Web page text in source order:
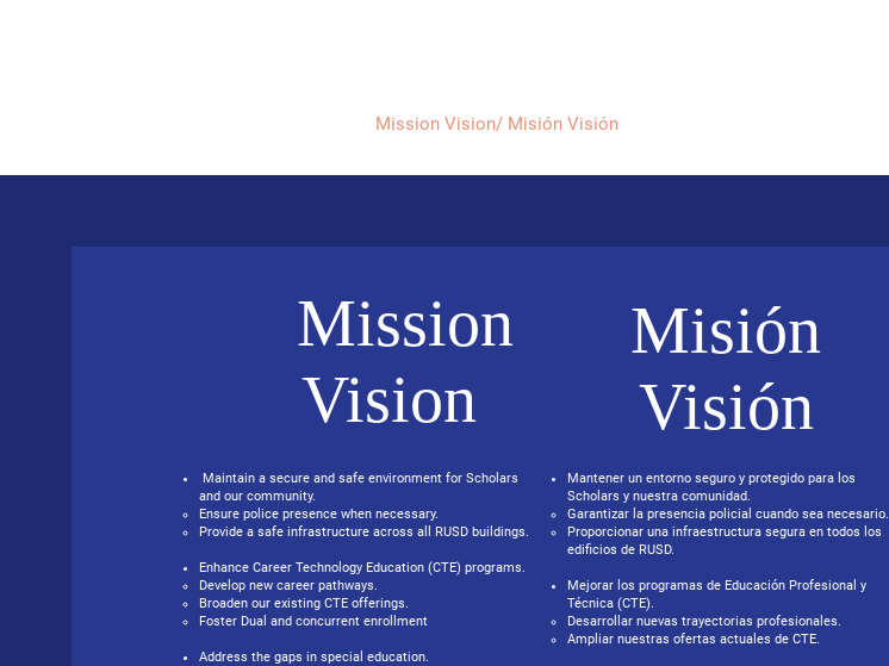
Mission Vision/ Misión Visión
Mission
Vision
Misión
Visión
Maintain a secure and safe environment for Scholars
and our community.
Ensure police presence when necessary.
Provide a safe infrastructure across all RUSD buildings.
Enhance Career Technology Education (CTE) programs.
Develop new career pathways.
Broaden our existing CTE offerings.
Foster Dual and concurrent enrollment
Address the gaps in special education.
Mantener un entorno seguro y protegido para los
Scholars y nuestra comunidad.
Garantizar la presencia policial cuando sea necesario.
Proporcionar una infraestructura segura en todos los
edificios de RUSD.
Mejorar los programas de Educación Profesional y
Técnica (CTE).
Desarrollar nuevas trayectorias profesionales.
Ampliar nuestras ofertas actuales de CTE.